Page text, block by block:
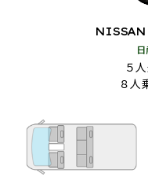
NISSAN
５
８人